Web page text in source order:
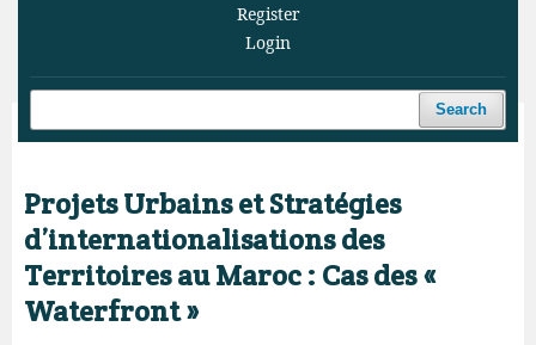
Register
Login
Search
Home / Archives / Vol. 3 No. 2 (2020) / Articles
Projets Urbains et Stratégies
d’internationalisations des
Territoires au Maroc : Cas des «
Waterfront »